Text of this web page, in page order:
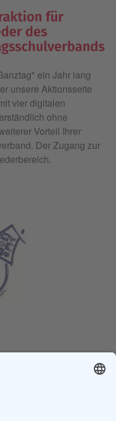
ein Jahr lang
unsere Aktionsseite
vier digitalen
ohne
Vorteil Ihrer
Der Zugang zur